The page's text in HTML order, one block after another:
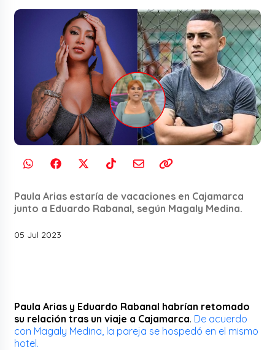
Paula Arias estaría de vacaciones en Cajamarca
junto a Eduardo Rabanal, según Magaly Medina.
05 Jul 2023
Paula Arias y Eduardo Rabanal habrían retomado
su relación tras un viaje a Cajamarca. De acuerdo
con Magaly Medina, la pareja se hospedó en el mismo
hotel.